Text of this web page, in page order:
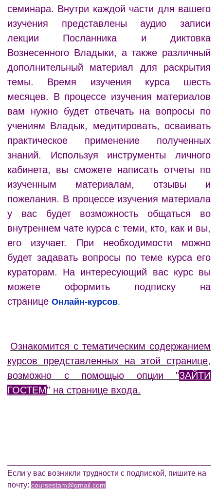
семинара. Внутри каждой части для вашего
изучения представлены аудио записи
лекции Посланника и диктовка
Вознесенного Владыки, а также различный
дополнительный материал для раскрытия
темы. Время изучения курса шесть
месяцев. В процессе изучения материалов
вам нужно будет отвечать на вопросы по
учениям Владык, медитировать, осваивать
практическое применение полученных
знаний. Используя инструменты личного
кабинета, вы сможете написать отчеты по
изученным материалам, отзывы и
пожелания. В процессе изучения материала
у вас будет возможность общаться во
внутреннем чате курса с теми, кто, как и вы,
его изучает. При необходимости можно
будет задавать вопросы по теме курса его
кураторам. На интересующий вас курс вы
можете оформить подписку на
странице Онлайн-курсов.
Ознакомится с тематическим содержанием
курсов представленных на этой странице,
возможно с помощью опции "ЗАЙТИ
ГОСТЕМ" на странице входа.
Если у вас возникли трудности с подпиской, пишите на
почту: coursestam@gmail.com